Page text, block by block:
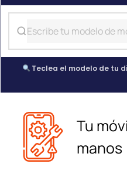
Teclea el modelo de tu
Tu
manos